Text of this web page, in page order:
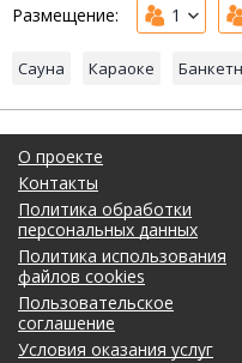
Размещение: 1
Сауна Караоке
О проекте
Контакты
Политика обработки
персональных данных
Политика использования
файлов cookies
Пользовательское
соглашение
Условия оказания услуг